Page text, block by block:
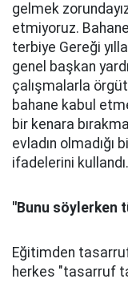
gelmek
etmiyoruz.
terbiye Gereği
genel başkan
çalışmalarla
bahane kabul
bir kenara
evladın olmadığı
ifadelerini kullandı.
"Bunu söylerken
Eğitimden
herkes "tasarruf